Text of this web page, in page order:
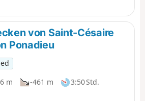
Sand- und
dem
ist eine wahre
dieser
Weg.
auf
Treppen
von Saint-Césaire
Ponadieu
m -461 m
3:50 Std.